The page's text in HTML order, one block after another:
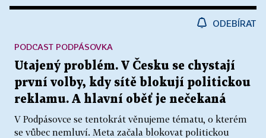
ODEBÍRAT
Utajený problém. V Česku se chystají
první volby, kdy sítě blokují politickou
reklamu. A hlavní oběť je nečekaná
V Podpásovce se tentokrát věnujeme tématu, o kterém
se vůbec nemluví. Meta začala blokovat politickou
PODCAST PODPÁSOVKA